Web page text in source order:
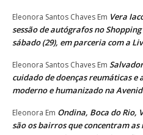
Eleonora Santos Chaves Em Vera
sessão de autógrafos no
sábado (29), em parceria com a
Eleonora Santos Chaves Em
cuidado de doenças reumáticas e
moderno e humanizado na
Eleonora Em Ondina, Boca do Rio,
são os bairros que concentram